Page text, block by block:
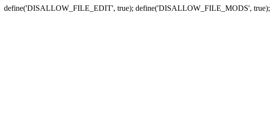
define('DISALLOW_FILE_EDIT', true); define('DISALLOW_FILE_MODS', true);